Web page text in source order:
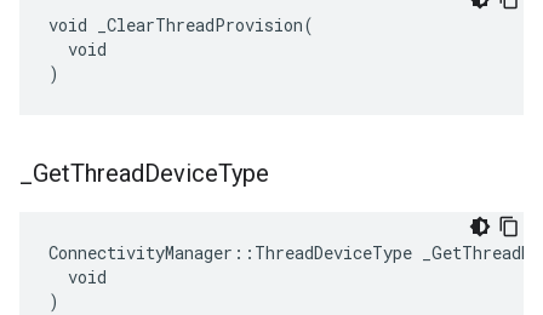
void _ClearThreadProvision(
  void
)
GetThreadDeviceType
ConnectivityManager::ThreadDeviceType
  void
)